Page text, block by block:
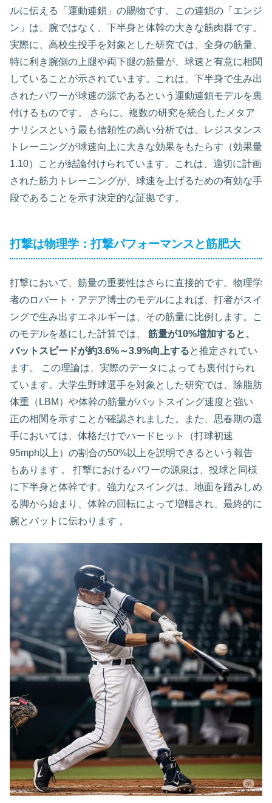
ルに伝える「運動連鎖」の賜物です。この連鎖の「エンジ
ン」は、腕ではなく、下半身と体幹の大きな筋肉群です。
実際に、高校生投手を対象とした研究では、全身の筋量、
特に利き腕側の上腿や両下腿の筋量が、球速と有意に相関
していることが示されています。これは、下半身で生み出
されたパワーが球速の源であるという運動連鎖モデルを裏
付けるものです。 さらに、複数の研究を統合したメタア
ナリシスという最も信頼性の高い分析では、レジスタンス
トレーニングが球速向上に大きな効果をもたらす（効果量
1.10）ことが結論付けられています。これは、適切に計画
された筋力トレーニングが、球速を上げるための有効な手
段であることを示す決定的な証拠です。
打撃は物理学：打撃パフォーマンスと筋肥大
打撃において、筋量の重要性はさらに直接的です。物理学
者のロバート・アデア博士のモデルによれば、打者がスイ
ングで生み出すエネルギーは、その筋量に比例します。こ
のモデルを基にした計算では、 筋量が10%増加すると、
バットスピードが約3.6%～3.9%向上すると推定されてい
ます。 この理論は、実際のデータによっても裏付けられ
ています。大学生野球選手を対象とした研究では、除脂肪
体重（LBM）や体幹の筋量がバットスイング速度と強い
正の相関を示すことが確認されました。また、思春期の選
手においては、体格だけでハードヒット（打球初速
95mph以上）の割合の50%以上を説明できるという報告
もあります 。 打撃におけるパワーの源泉は、投球と同様
に下半身と体幹です。強力なスイングは、地面を踏みしめ
る脚から始まり、体幹の回転によって増幅され、最終的に
腕とバットに伝わります 。